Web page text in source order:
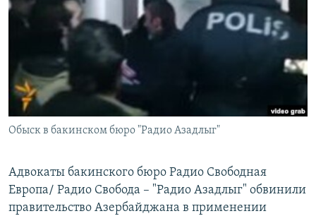
СИБИРЬ.РЕАЛИИ
РАСПИСАНИЕ ВЕЩАНИЯ
ПОДПИШИТЕСЬ НА РАССЫЛКУ
СОЦИАЛЬНЫЕ СЕТИ
Все сайты РСЕ/РС
Обыск в бакинском бюро "Радио Азадлыг"
Адвокаты бакинского бюро Радио Свободная
Европа/ Радио Свобода – "Радио Азадлыг" обвинили
правительство Азербайджана в применении